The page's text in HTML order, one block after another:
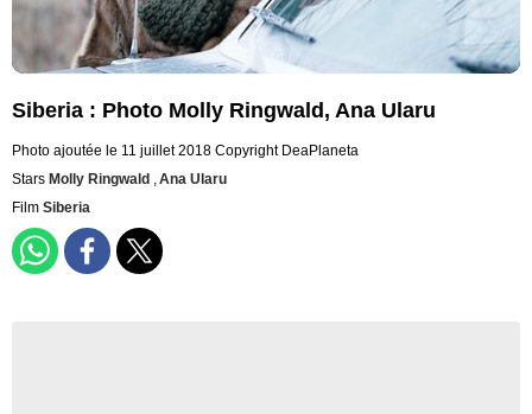
Siberia : Photo Molly Ringwald, Ana Ularu
Photo ajoutée le 11 juillet 2018 Copyright DeaPlaneta
Stars Molly Ringwald ,Ana Ularu
Film Siberia